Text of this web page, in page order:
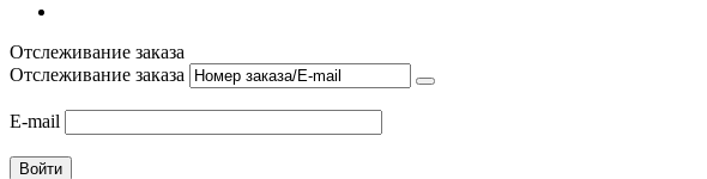
Отслеживание заказа
Отслеживание заказа
E-mail
Войти